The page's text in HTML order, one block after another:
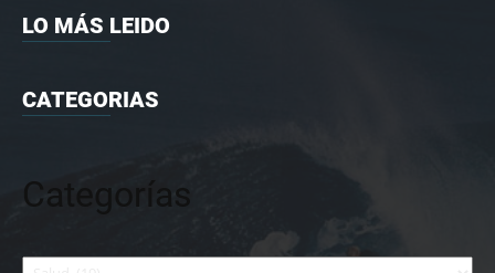
LO MÁS LEIDO
CATEGORIAS
Categorías
Categorías